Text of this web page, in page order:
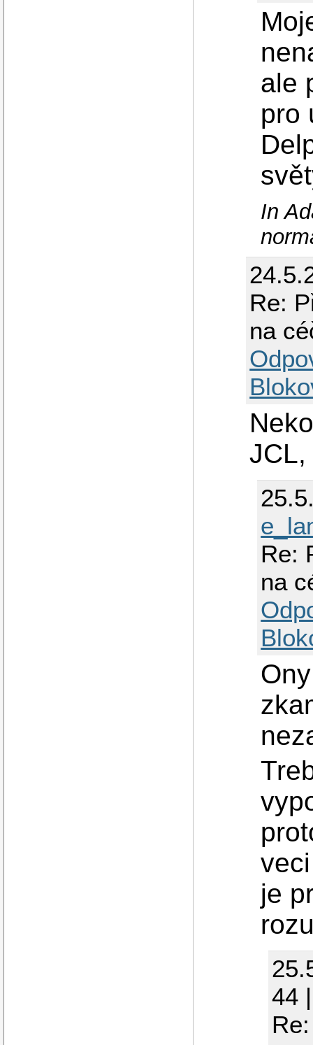
ale
pro
In
Re:
na
Re:
na
je
44